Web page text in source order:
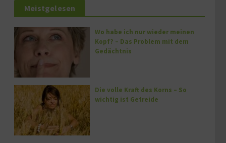
Meistgelesen
Wo habe ich nur wieder meinen
Kopf? – Das Problem mit dem
Gedächtnis
Die volle Kraft des Korns – So
wichtig ist Getreide